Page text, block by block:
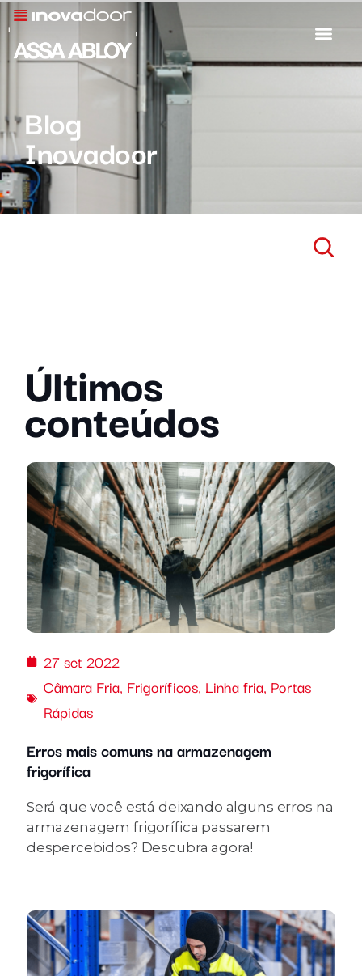
Blog
Inovadoor
Últimos
conteúdos
27 set 2022
Câmara Fria, Frigoríficos, Linha fria, Portas
Rápidas
Erros mais comuns na armazenagem
frigorífica
Será que você está deixando alguns erros na
armazenagem frigorífica passarem
despercebidos? Descubra agora!